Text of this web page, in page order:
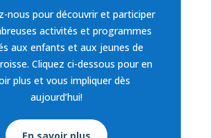
nous pour découvrir et participer
activités et programmes
aux enfants et aux jeunes de
Cliquez ci-dessous pour en
plus et vous impliquer dès
aujourd’hui!